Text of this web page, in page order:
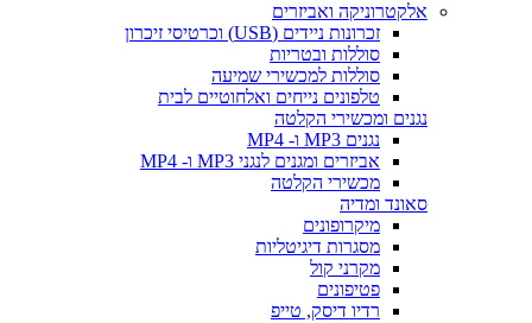
אלקטרוניקה ואביזרים
זכרונות ניידים (USB) וכרטיסי זיכרון
סוללות ובטריות
סוללות למכשירי שמיעה
טלפונים נייחים ואלחוטיים לבית
נגנים ומכשירי הקלטה
נגנים MP3 ו- MP4
אביזרים ומגנים לנגני MP3 ו- MP4
מכשירי הקלטה
סאונד ומדיה
מיקרופונים
מסגרות דיגיטליות
מקרני קול
פטיפונים
רדיו דיסק, טייפ